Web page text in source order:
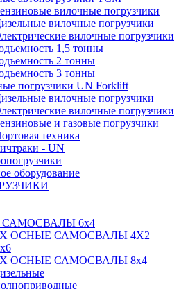
вилочные погрузчики
вилочные погрузчики
вилочные погрузчики
1,5 тонны
2 тонны
3 тонны
погрузчики UN Forklift
вилочные погрузчики
вилочные погрузчики
и газовые погрузчики
техника
- UN
оборудование
6x4
ОСНЫЕ САМОСВАЛЫ 4Х2
ОСНЫЕ САМОСВАЛЫ 8x4